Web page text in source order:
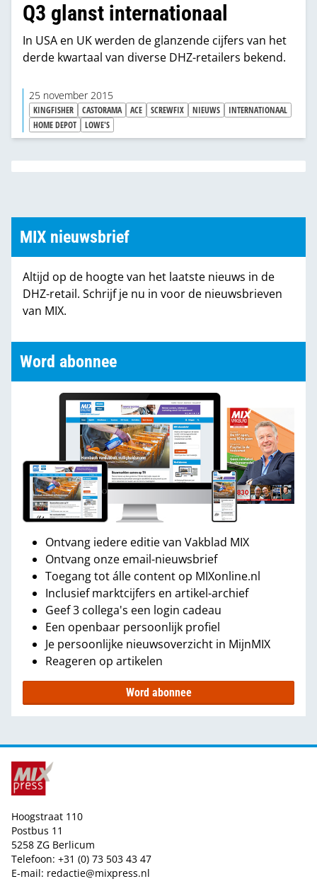
Q3 glanst internationaal
In USA en UK werden de glanzende cijfers van het
derde kwartaal van diverse DHZ-retailers bekend.
25 november 2015
KINGFISHER CASTORAMA ACE SCREWFIX NIEUWS
INTERNATIONAAL
HOME DEPOT
LOWE'S
MIX nieuwsbrief
Altijd op de hoogte van het laatste nieuws in de
DHZ-retail. Schrijf je nu in voor de nieuwsbrieven
van MIX.
Word abonnee
Ontvang iedere editie van Vakblad MIX
Ontvang onze email-nieuwsbrief
Toegang tot álle content op MIXonline.nl
Inclusief marktcijfers en artikel-archief
Geef 3 collega's een login cadeau
Een openbaar persoonlijk profiel
Je persoonlijke nieuwsoverzicht in MijnMIX
Reageren op artikelen
Word abonnee
Hoogstraat 110
Postbus 11
5258 ZG Berlicum
Telefoon: +31 (0) 73 503 43 47
E-mail: redactie@mixpress.nl